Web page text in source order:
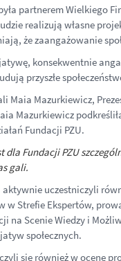
partnerem Wielkiego
realizują własne
że zaangażowanie
konsekwentnie
przyszłe
Maia Mazurkiewicz,
Mazurkiewicz
Fundacji PZU.
dla Fundacji PZU
gali.
aktywnie uczestniczyli
w Strefie Ekspertów,
na Scenie Wiedzy i
społecznych.
się również w ocenę